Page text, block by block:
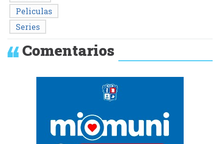
Peliculas
Series
Comentarios